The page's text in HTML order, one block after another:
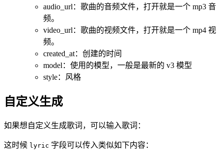
audio_url：歌曲的音频文件，打开就是一个 mp3 音
频。
video_url：歌曲的视频文件，打开就是一个 mp4 视
频。
created_at：创建的时间
model：使用的模型，一般是最新的 v3 模型
style：风格
自定义生成
如果想自定义生成歌词，可以输入歌词：
这时候 lyric 字段可以传入类似如下内容：